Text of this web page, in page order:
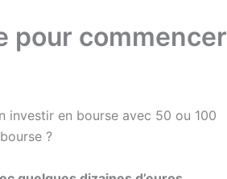
pour commencer
investir en bourse avec 50 ou 100
?